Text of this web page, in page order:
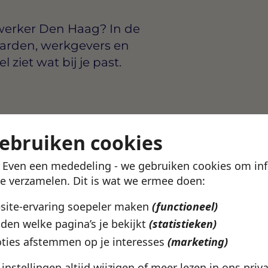
cookies
Even een mededeling - we gebruiken cookies om
verzamelen. Dit is wat we ermee doen:
ervaring soepeler maken (functioneel)
welke pagina’s je bekijkt (statistieken)
afstemmen op je interesses (marketing)
Den Haag? In de
werkgevers en
ziet wat bij je past.
Via de Swipe4Work-app
solliciteren.
Bekijk het volledige